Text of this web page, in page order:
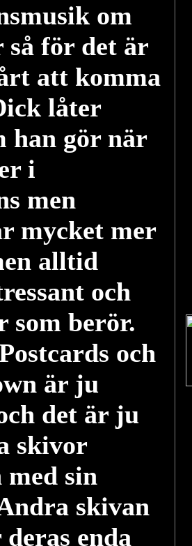
om
så för det är
att komma
låter
han gör när
i
men
mycket mer
alltid
och
som berör.
och
är ju
det är ju
skivor
med sin
skivan
enda